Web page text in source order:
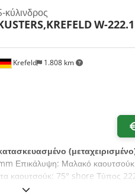
Krefeld 1.808 km
κύλινδρος
W-
Επικάλυψη: Μαλακό
καουτσούκ: 75° shore Τύπος
το 2025